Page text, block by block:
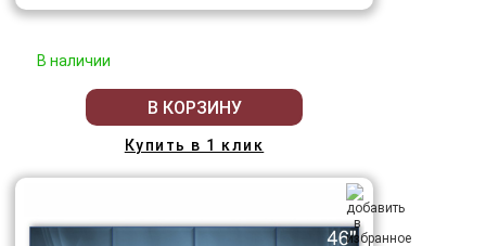
В наличии
В КОРЗИНУ
Купить в 1 клик